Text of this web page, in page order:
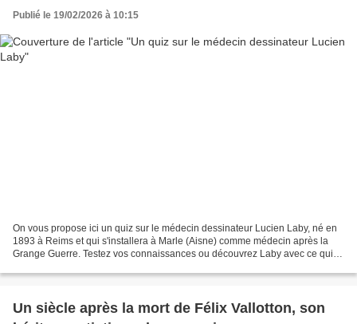
Publié le 19/02/2026 à 10:15
On vous propose ici un quiz sur le médecin dessinateur Lucien Laby, né en
1893 à Reims et qui s'installera à Marle (Aisne) comme médecin après la
Grange Guerre. Testez vos connaissances ou découvrez Laby avec ce quiz !
Un siècle après la mort de Félix Vallotton, son